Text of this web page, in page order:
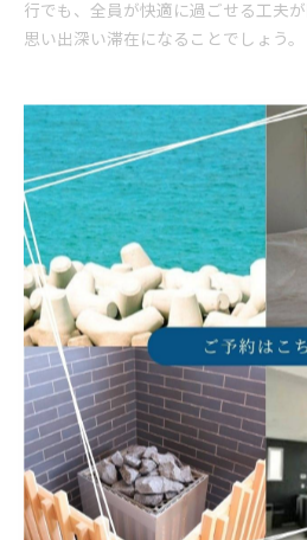
行でも、全員が快適に過ごせる工夫
思い出深い滞在になることでしょう。
グループ旅行なら
ィラが最適
グループ向けヴィラでサウナと
兵庫県淡路島のヴィラは、大人数で
を提供します。特にサウナ付きヴィ
的なサウナ体験が可能です。サウナ
度に調整できる水風呂でリフレッシ
で、心身ともに癒やされる時間を共
ヴィラの広々としたリビングやテラ
笑や交流が自然と生まれます。プラ
周囲を気にせず思い切り楽しめるの
ックスタイムや、バーベキューを囲